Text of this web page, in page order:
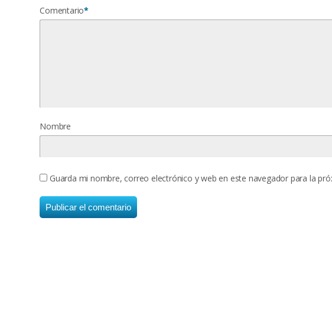
Comentario*
Nombre
Guarda mi nombre, correo electrónico y web en este navegador para la